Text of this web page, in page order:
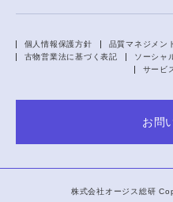
個人情報保護方針 品質マネジメン
古物営業法に基づく表記
ソーシャ
サービ
お問
株式会社オージス総研